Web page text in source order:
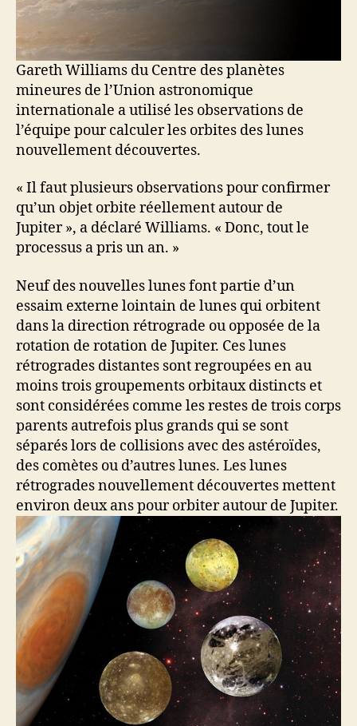
Gareth Williams du Centre des planètes
mineures de l’Union astronomique
internationale a utilisé les observations de
l’équipe pour calculer les orbites des lunes
nouvellement découvertes.
« Il faut plusieurs observations pour confirmer
qu’un objet orbite réellement autour de
Jupiter », a déclaré Williams. « Donc, tout le
processus a pris un an. »
Neuf des nouvelles lunes font partie d’un
essaim externe lointain de lunes qui orbitent
dans la direction rétrograde ou opposée de la
rotation de rotation de Jupiter. Ces lunes
rétrogrades distantes sont regroupées en au
moins trois groupements orbitaux distincts et
sont considérées comme les restes de trois corps
parents autrefois plus grands qui se sont
séparés lors de collisions avec des astéroïdes,
des comètes ou d’autres lunes. Les lunes
rétrogrades nouvellement découvertes mettent
environ deux ans pour orbiter autour de Jupiter.